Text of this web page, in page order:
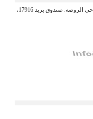
المكتب الرئيسي: جدة 48 شارع الأمير عبد الله. حي الروضة. صندوق بريد 17916،